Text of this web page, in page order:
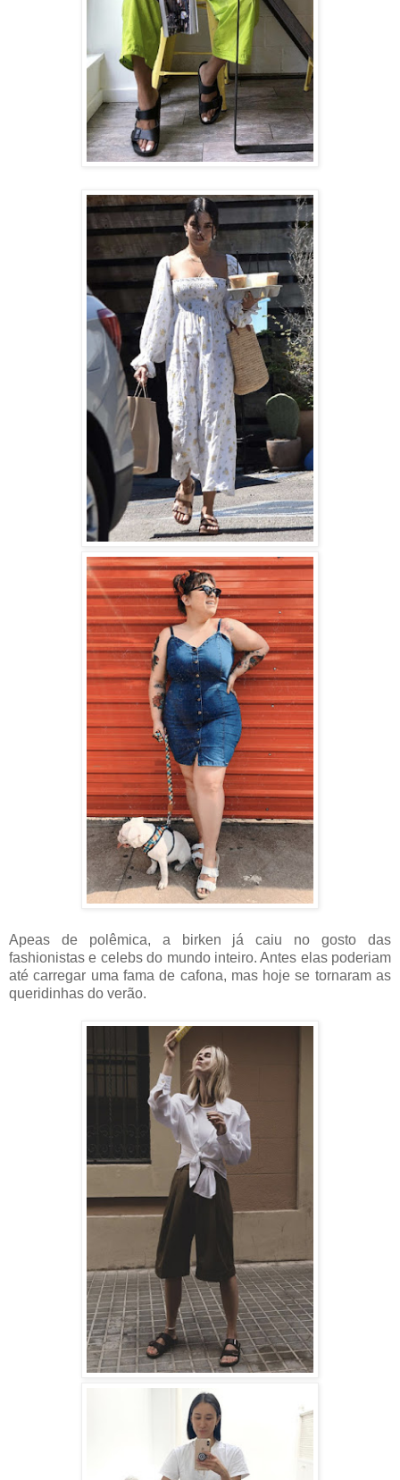
Apeas de polêmica, a birken já caiu no gosto das
fashionistas e celebs do mundo inteiro. Antes elas poderiam
até carregar uma fama de cafona, mas hoje se tornaram as
queridinhas do verão.